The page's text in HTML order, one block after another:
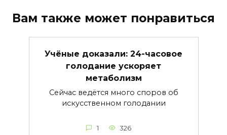
Вам также может понравиться
Учёные доказали: 24-часовое
голодание ускоряет
метаболизм
Сейчас ведётся много споров об
искусственном голодании
1 326